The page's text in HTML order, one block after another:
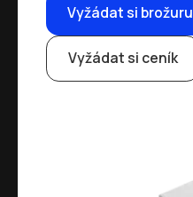
Vyžádat si brožuru
Vyžádat si ceník